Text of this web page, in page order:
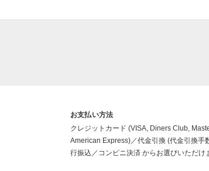
お支払い方法
クレジットカード (VISA, Diners Club,
American Express)／代金引換 (代金引換手
行振込／コンビニ決済 からお選びいただけ